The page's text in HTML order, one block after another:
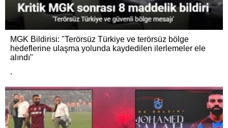
MGK Bildirisi: "Terörsüz Türkiye ve terörsüz bölge
hedeflerine ulaşma yolunda kaydedilen ilerlemeler ele
alındı"
.